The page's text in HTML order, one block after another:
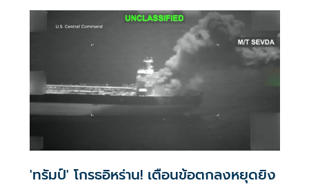
'ทรัมป์' โกรธอิหร่าน! เตือนข้อตกลงหยุดยิง